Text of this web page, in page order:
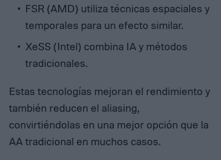
FSR (AMD) utiliza técnicas espaciales y
temporales para un efecto similar.
XeSS (Intel) combina IA y métodos
tradicionales.
Estas tecnologías mejoran el rendimiento y
también reducen el aliasing,
convirtiéndolas en una mejor opción que la
AA tradicional en muchos casos.